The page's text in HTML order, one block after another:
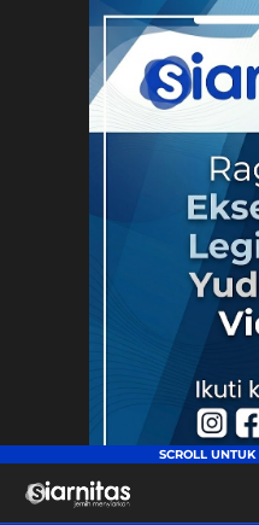
siarnitas
Jernih Menyiarkan